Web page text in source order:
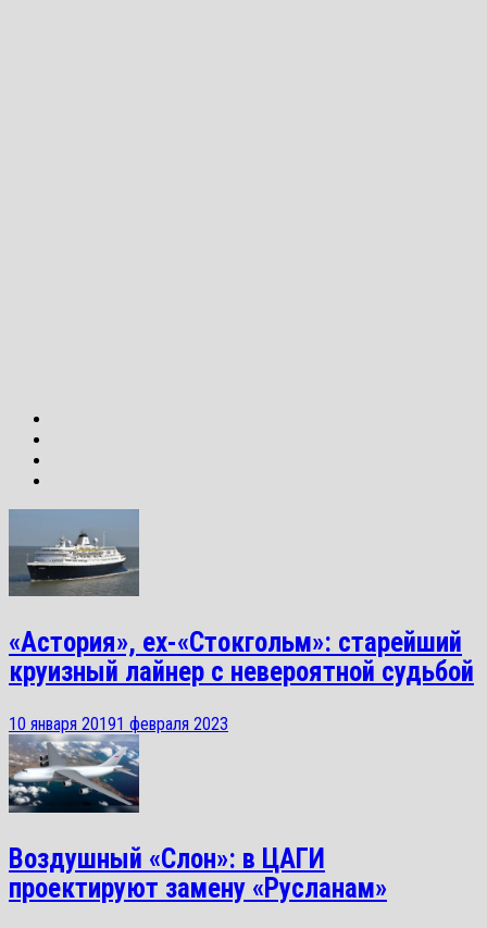
«Астория», ex-«Стокгольм»: старейший
круизный лайнер с невероятной судьбой
10 января 20191 февраля 2023
Воздушный «Слон»: в ЦАГИ
проектируют замену «Русланам»